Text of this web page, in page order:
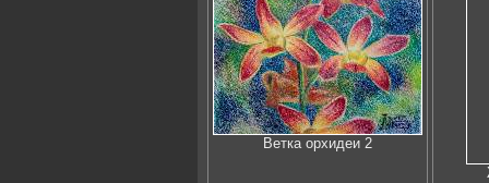
Ветка орхидеи 2